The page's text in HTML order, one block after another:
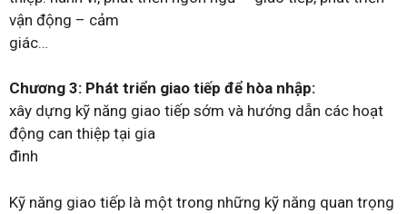
vận động – cảm
giác…
Chương 3: Phát triển giao tiếp để hòa nhập:
xây dựng kỹ năng giao tiếp sớm và hướng dẫn các hoạt
động can thiệp tại gia
đình
Kỹ năng giao tiếp là một trong những kỹ năng quan trọng